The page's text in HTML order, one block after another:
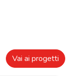
Vai ai progetti